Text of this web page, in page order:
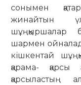
сонымен
жинайтын
шармен
кішкентай
қарама-
қарсыластың